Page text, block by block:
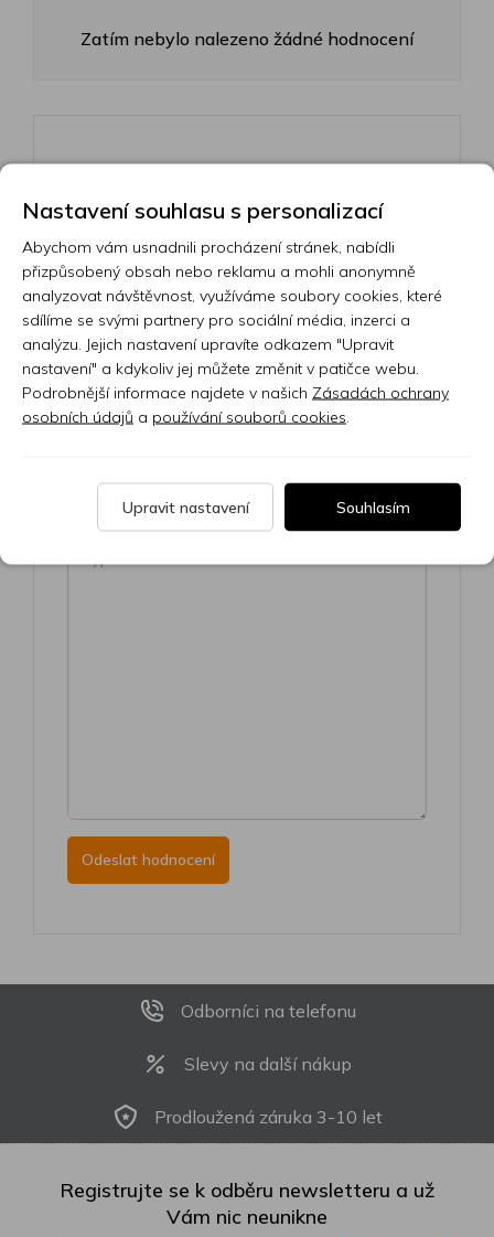
Zatím nebylo nalezeno žádné hodnocení
Vyberte hodnocení
Hodnocení:
0/5
Vaše jméno
Odborníci na telefonu
Slevy na další nákup
Prodloužená záruka 3-10 let
Registrujte se k odběru newsletteru a už
Vám nic neunikne
Nastavení souhlasu s personalizací
Abychom vám usnadnili procházení stránek, nabídli
přizpůsobený obsah nebo reklamu a mohli anonymně
analyzovat návštěvnost, využíváme soubory cookies, které
sdílíme se svými partnery pro sociální média, inzerci a
analýzu. Jejich nastavení upravíte odkazem "Upravit
nastavení" a kdykoliv jej můžete změnit v patičce webu.
Podrobnější informace najdete v našich Zásadách ochrany
osobních údajů a používání souborů cookies
Upravit nastavení Souhlasím